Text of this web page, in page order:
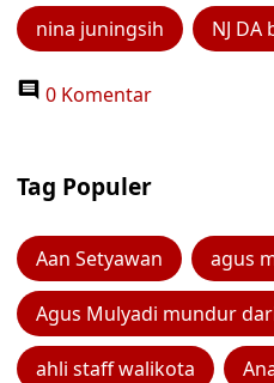
nina juningsih NJ
0 Komentar
Tag Populer
Aan Setyawan agus
Agus Mulyadi mundur
ahli staff walikota